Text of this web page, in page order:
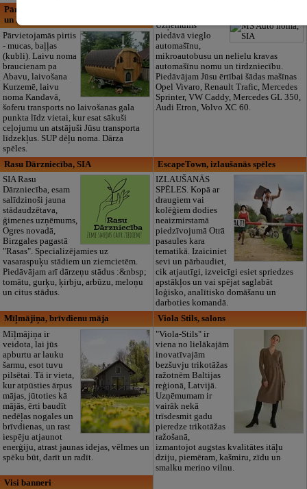
Pārvietojamās pirtis, kubli, SUP dēļu
un laivu noma
Pārvietojamās pirtis
- mucas, baļļas
(kubli). Laivu noma
braucienam pa
Abavu, laivošana
Kurzemē, laivu
noma Kandavā,
šoferu transports no laivošanas gala
punkta līdz vietai, kur esat sākuši
ceļojumu un atstājuši Jūsu transporta
līdzekļus. SUP dēļu noma. Dārza
spēles.
Uzņēmums
piedāvā vieglo
automašīnu,
mikroautobusu un nelielu kravas
automašīnu nomu un tirdzniecību.
Piedāvājam Jūsu ērtībai šādas mašīnas
Opel Vivaro, Renault Trafic, Mercedes
Sprinter, VW Caddy, Mercedes GL 350,
Audi Etron, Volvo XC 60.
Rasu Dārzniecība, SIA
SIA Rasu
Dārzniecība, esam
salīdzinoši jauna
stādaudzētava,
ģimenes uzņēmums,
Ogres novadā,
Birzgales pagastā
"Rasas". Specializējamies uz
vasaraspuķu stādiem un ziemcietēm.
Piedāvājam arī dārzeņu stādus :&nbsp;
tomātu, gurķu, ķirbju, arbūzu, meloņu
un citus stādus.
EscapeTown, izlaušanās spēles
IZLAUŠANĀS
SPĒLES. Kopā ar
draugiem vai
kolēģiem dodies
neaizmirstamā
piedzīvojumā Otrā
pasaules kara
tematikā. Izaiciniet
sevi un pārbaudiet,
cik atjautīgi, izveicīgi esiet spriedzes
apstākļos un vai spējat saglabāt
loģisko, analītisko domāšanu un
darboties komandā.
Mīļmājiņa, brīvdienu māja
Mīļmājiņa ir
veidota, lai jūs
apburtu ar lauku
šarmu, esot tuvu
pilsētai. Tā ir vieta,
kur atpūsties ārpus
mājas, jūtoties kā
mājās, ērti baudīt
nedēļas nogales un
brīvdienas, un rast
iespēju atjaunot
enerģiju, atrast jaunas idejas, vēlmes un
spēku būt, darīt un radīt.
Viola Stils, salons
"Viola-Stils" ir
viena no lielākajām
inovatīvajām
bezšuvju trikotāžas
ražotnēm Baltijas
reģionā, Latvijā.
Uzņēmumam ir
vairāk nekā
trīsdesmit gadu
pieredze trikotāžas
ražošanā,
izmantojot augstas kvalitātes itāļu
dziju, piemēram, kašmiru, zīdu un
smalku merino vilnu.
Visi banneri